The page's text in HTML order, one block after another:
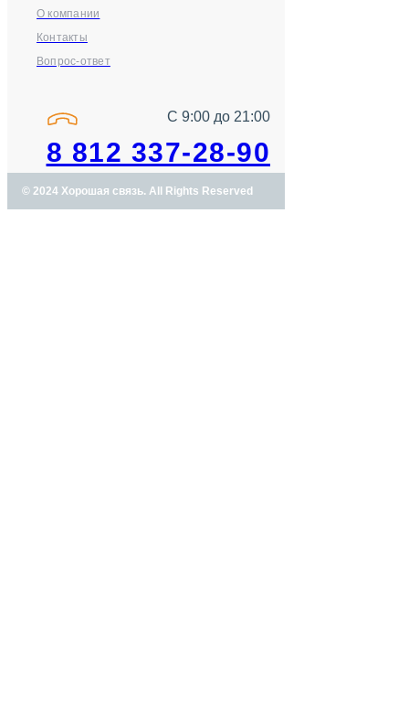
О компании
Контакты
Вопрос-ответ
С 9:00 до 21:00
8 812 337-28-90
© 2024 Хорошая связь. All Rights Reserved